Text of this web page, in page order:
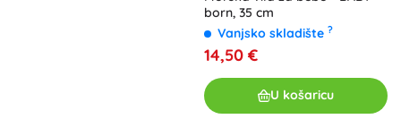
born, 35 cm
Vanjsko skladište ?
14,50 €
U košaricu